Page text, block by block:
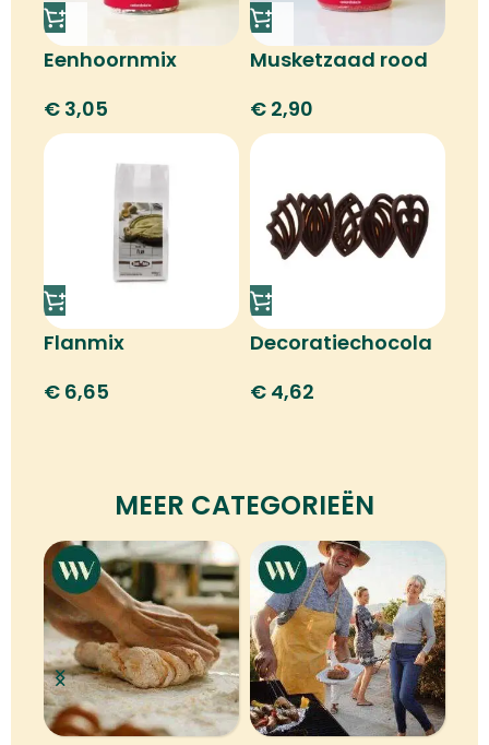
Eenhoornmix
€ 3,05
Musketzaad rood
€ 2,90
Flanmix
€ 6,65
Decoratiechocola
€ 4,62
MEER CATEGORIEËN